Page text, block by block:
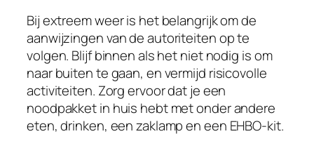
Bij extreem weer is het belangrijk om de
aanwijzingen van de autoriteiten op te
volgen. Blijf binnen als het niet nodig is om
naar buiten te gaan, en vermijd risicovolle
activiteiten. Zorg ervoor dat je een
noodpakket in huis hebt met onder andere
eten, drinken, een zaklamp en een EHBO-kit.